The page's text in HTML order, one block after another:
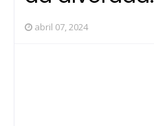
abril 07, 2024